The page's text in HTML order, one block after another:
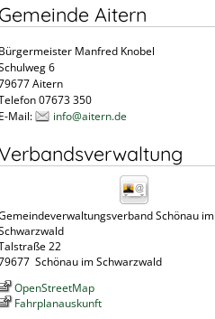
Gemeinde Aitern
Bürgermeister Manfred Knobel
6
Aitern
07673 350
E-Mail:
info@aitern.de
Schönau im
22
Schönau im Schwarzwald
OpenStreetMap
Fahrplanauskunft